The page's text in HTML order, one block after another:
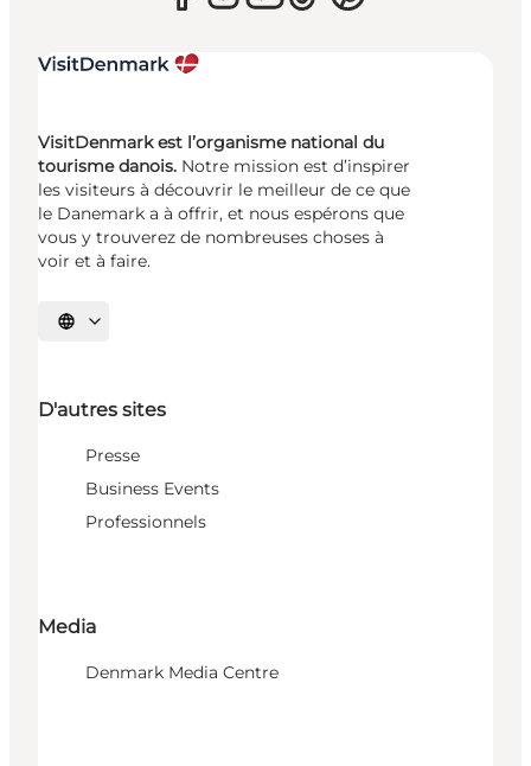
VisitDenmark est l’organisme national du
tourisme danois. Notre mission est d’inspirer
les visiteurs à découvrir le meilleur de ce que
le Danemark a à offrir, et nous espérons que
vous y trouverez de nombreuses choses à
voir et à faire.
Choisissez la langue
D'autres sites
Presse
Business Events
Professionnels
Media
Denmark Media Centre